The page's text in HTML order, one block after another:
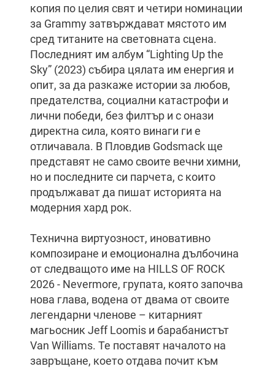
копия по целия свят и четири номинации
за Grammy затвърждават мястото им
сред титаните на световната сцена.
Последният им албум “Lighting Up the
Sky” (2023) събира цялата им енергия и
опит, за да разкаже истории за любов,
предателства, социални катастрофи и
лични победи, без филтър и с онази
директна сила, която винаги ги е
отличавала. В Пловдив Godsmack ще
представят не само своите вечни химни,
но и последните си парчета, с които
продължават да пишат историята на
модерния хард рок.
Технична виртуозност, иновативно
композиране и емоционална дълбочина
от следващото име на HILLS OF ROCK
2026 - Nevermore, групата, която започва
нова глава, водена от двама от своите
легендарни членове – китарният
магьосник Jeff Loomis и барабанистът
Van Williams. Те поставят началото на
завръщане, което отдава почит към